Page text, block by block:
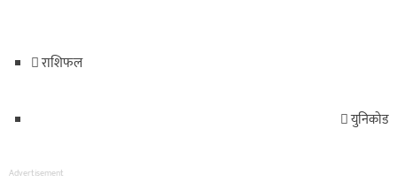
राशिफल
युनिकोड
Advertisement